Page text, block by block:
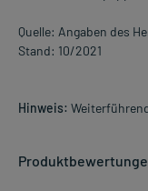
Quelle: Angaben des
Stand: 10/2021
Hinweis: